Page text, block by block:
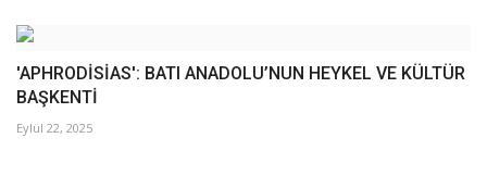
'APHRODİSİAS': BATI ANADOLU’NUN HEYKEL VE KÜLTÜR
BAŞKENTİ
Eylül 22, 2025